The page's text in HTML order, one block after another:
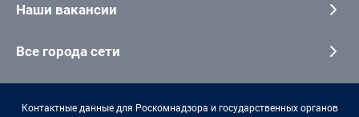
Наши вакансии
Все города сети
Контактные данные для Роскомнадзора и государственных органов